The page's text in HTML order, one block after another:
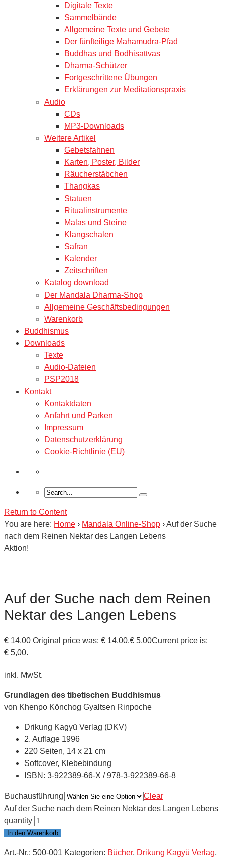
Digitale Texte
Sammelbände
Allgemeine Texte und Gebete
Der fünfteilige Mahamudra-Pfad
Buddhas und Bodhisattvas
Dharma-Schützer
Fortgeschrittene Übungen
Erklärungen zur Meditationspraxis
Audio
CDs
MP3-Downloads
Weitere Artikel
Gebetsfahnen
Karten, Poster, Bilder
Räucherstäbchen
Thangkas
Statuen
Ritualinstrumente
Malas und Steine
Klangschalen
Safran
Kalender
Zeitschriften
Katalog download
Der Mandala Dharma-Shop
Allgemeine Geschäftsbedingungen
Warenkorb
Buddhismus
Downloads
Texte
Audio-Dateien
PSP2018
Kontakt
Kontaktdaten
Anfahrt und Parken
Impressum
Datenschutzerklärung
Cookie-Richtlinie (EU)
Return to Content
You are here: Home › Mandala Online-Shop ›Auf der Suche
nach dem Reinen Nektar des Langen Lebens
Aktion!
Auf der Suche nach dem Reinen
Nektar des Langen Lebens
€14,00 Original price was: € 14,00.€ 5,00Current price is:
€ 5,00.
inkl. MwSt.
Grundlagen des tibetischen Buddhismus
von Khenpo Könchog Gyaltsen Rinpoche
Drikung Kagyü Verlag (DKV)
2. Auflage 1996
220 Seiten, 14 x 21 cm
Softcover, Klebebindung
ISBN: 3-922389-66-X / 978-3-922389-66-8
Buchausführung
Clear
Auf der Suche nach dem Reinen Nektar des Langen Lebens
quantity
In den Warenkorb
Art.-Nr.: 500-001 Kategorien: Bücher, Drikung Kagyü Verlag,